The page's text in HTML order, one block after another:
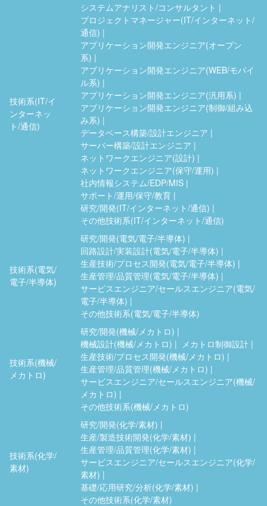
技術系(IT/イ
ンターネッ
ト/通信)
システムアナリスト/コンサルタント
プロジェクトマネージャー(IT/インターネット/
通信)
アプリケーション開発エンジニア(オープン
系)
アプリケーション開発エンジニア(WEB/モバイ
ル系)
アプリケーション開発エンジニア(汎用系)
アプリケーション開発エンジニア(制御/組み込
み系)
データベース構築/設計エンジニア
サーバー構築/設計エンジニア
ネットワークエンジニア(設計)
ネットワークエンジニア(保守/運用)
社内情報システム/EDP/MIS
サポート/運用/保守/教育
研究/開発(IT/インターネット/通信)
その他技術系(IT/インターネット/通信)
技術系(電気/
電子/半導体)
研究/開発(電気/電子/半導体)
回路設計/実装設計(電気/電子/半導体)
生産技術/プロセス開発(電気/電子/半導体)
生産管理/品質管理(電気/電子/半導体)
サービスエンジニア/セールスエンジニア(電気/
電子/半導体)
その他技術系(電気/電子/半導体)
技術系(機械/
メカトロ)
研究/開発(機械/メカトロ)
機械設計(機械/メカトロ)
メカトロ制御設計
生産技術/プロセス開発(機械/メカトロ)
生産管理/品質管理(機械/メカトロ)
サービスエンジニア/セールスエンジニア(機械/
メカトロ)
その他技術系(機械/メカトロ)
技術系(化学/
素材)
研究/開発(化学/素材)
生産/製造技術開発(化学/素材)
生産管理/品質管理(化学/素材)
サービスエンジニア/セールスエンジニア(化学/
素材)
基礎/応用研究/分析(化学/素材)
その他技術系(化学/素材)